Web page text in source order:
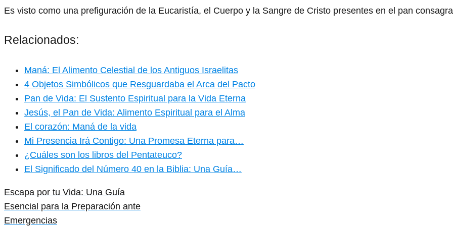
Es visto como una prefiguración de la Eucaristía, el Cuerpo y la Sangre de Cristo presentes en el pan
Relacionados:
Maná: El Alimento Celestial de los Antiguos Israelitas
4 Objetos Simbólicos que Resguardaba el Arca del Pacto
Pan de Vida: El Sustento Espiritual para la Vida Eterna
Jesús, el Pan de Vida: Alimento Espiritual para el Alma
El corazón: Maná de la vida
Mi Presencia Irá Contigo: Una Promesa Eterna para…
¿Cuáles son los libros del Pentateuco?
El Significado del Número 40 en la Biblia: Una Guía…
Escapa por tu Vida: Una Guía
Esencial para la Preparación ante
Emergencias